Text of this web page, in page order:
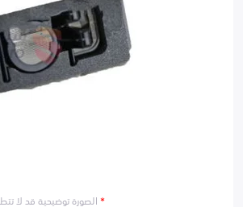
*الصورة توضيحية قد لا